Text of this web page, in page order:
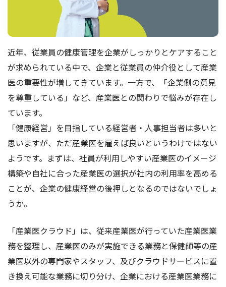
近年、従業員の健康管理を企業がしっかりとケアすること
が求められている中で、企業と従業員の仲介役として産業
医の重要性が増してきています。一方で、「企業側の意見
を尊重している」など、産業医との関わりで悩みが存在し
ています。
「健康経営」を目指している経営者・人事担当者は多いと
思いますが、ただ産業医を雇えば良いというわけではない
ようです。まずは、社員が利用しやすい産業医のイメージ
構築や自社に合った産業医の選択が社内の利用率を高める
ことが、企業の健康経営の後押しとなるのではないでしょ
うか。
「産業医クラウド」は、従来産業医が行っていた産業医業
務を整理し、産業医のみが実施できる業務と保健師等の産
業医以外の専門家やスタッフ、及びクラウドサービスに置
き換え可能な業務に切り分け、企業における産業医業務に